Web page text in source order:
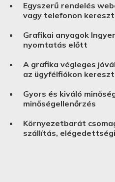
Egyszerű rendelés
vagy telefonon
Grafikai anyagok
nyomtatás előtt
A grafika végleges
az ügyfélfiókon
Gyors és kiváló
minőségellenőrzés
Környezetbarát
szállítás,